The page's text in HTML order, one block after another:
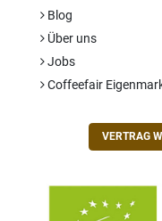
Blog
Über uns
Jobs
Coffeefair
VERTRAG